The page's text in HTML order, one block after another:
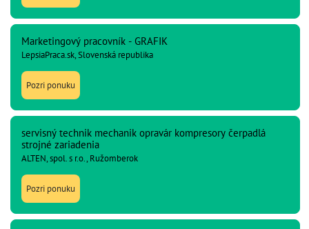
Marketingový pracovník - GRAFIK
LepsiaPraca.sk, Slovenská republika
Pozri ponuku
servisný technik mechanik opravár kompresory čerpadlá
strojné zariadenia
ALTEN, spol. s r.o., Ružomberok
Pozri ponuku